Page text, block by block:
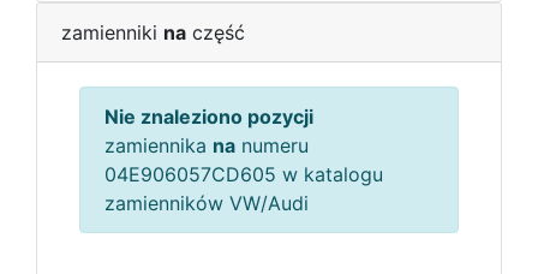
zamienniki na część
Nie znaleziono pozycji
zamiennika na numeru
04E906057CD605 w katalogu
zamienników VW/Audi